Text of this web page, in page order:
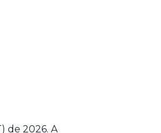
de 2026. A